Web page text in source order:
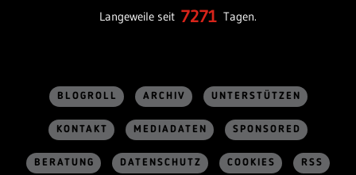
Langeweile seit 7271 Tagen.
BLOGROLL ARCHIV UNTERSTÜTZEN
KONTAKT MEDIADATEN SPONSORED
BERATUNG DATENSCHUTZ COOKIES RSS